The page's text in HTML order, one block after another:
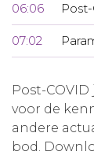
06:06
07:02
Post-
voor de
andere
bod.